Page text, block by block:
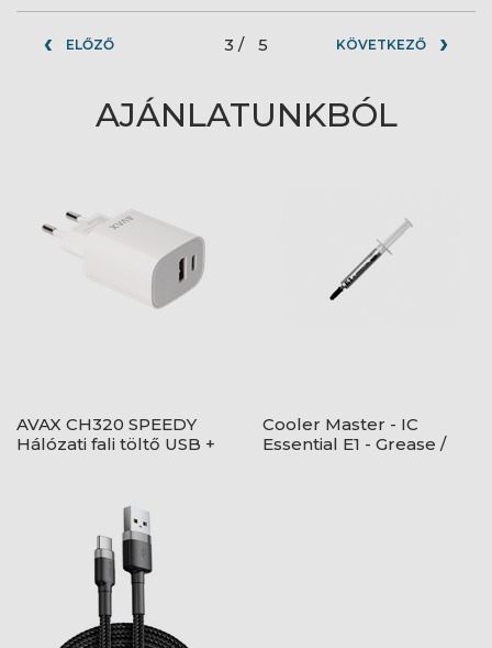
ELŐZŐ 3 / 5 KÖVETKEZŐ
AJÁNLATUNKBÓL
AVAX CH320 SPEEDY
Hálózati fali töltő USB +
Cooler Master - IC
Essential E1 - Grease /